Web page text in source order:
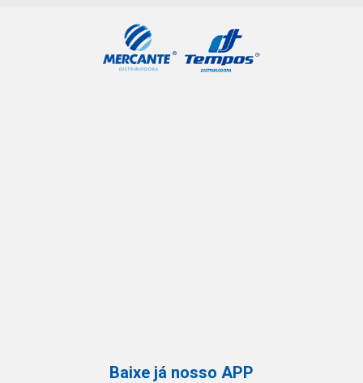
Baixe já nosso APP